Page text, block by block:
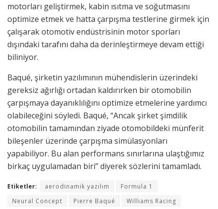
motorları geliştirmek, kabin ısıtma ve soğutmasını
optimize etmek ve hatta çarpışma testlerine girmek için
çalışarak otomotiv endüstrisinin motor sporları
dışındaki tarafını daha da derinleştirmeye devam ettiği
biliniyor.
Baqué, şirketin yazılımının mühendislerin üzerindeki
gereksiz ağırlığı ortadan kaldırırken bir otomobilin
çarpışmaya dayanıklılığını optimize etmelerine yardımcı
olabileceğini söyledi. Baqué, “Ancak şirket şimdilik
otomobilin tamamından ziyade otomobildeki münferit
bileşenler üzerinde çarpışma simülasyonları
yapabiliyor. Bu alan performans sınırlarına ulaştığımız
birkaç uygulamadan biri” diyerek sözlerini tamamladı.
Etiketler: aerodinamik yazılım
Formula 1
Neural Concept
Pierre Baqué
Williams Racing